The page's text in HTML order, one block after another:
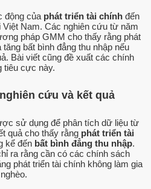
động của phát triển tài chính đến
Việt Nam. Các nghiên cứu từ năm
pháp GMM cho thấy rằng phát
bất bình đẳng thu nhập nếu
Bài viết cũng đề xuất các chính
tiêu cực này.
cứu và kết quả
sử dụng để phân tích dữ liệu từ
quả cho thấy rằng phát triển tài
kể đến bất bình đẳng thu nhập.
ra rằng cần có các chính sách
phát triển tài chính không làm gia